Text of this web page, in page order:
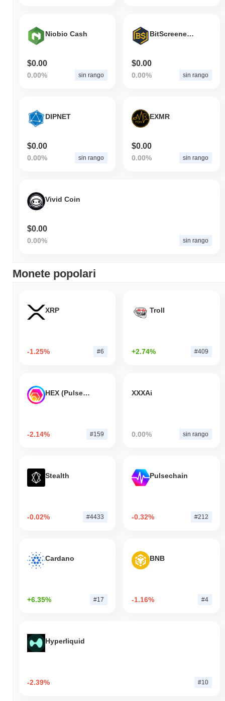
Niobio Cash
$0.00
0.00% sin rango
BitScreener Token
$0.00
0.00% sin rango
DIPNET
$0.00
0.00% sin rango
EXMR
$0.00
0.00% sin rango
Vivid Coin
$0.00
0.00% sin rango
Monete popolari
XRP
-1.25% #6
Troll
+2.74% #409
HEX (Pulsechain)
-2.14% #159
XXXAi
0.00% sin rango
Stealth
-0.02% #4433
Pulsechain
-0.32% #212
Cardano
+6.35% #17
BNB
-1.16% #4
Hyperliquid
-2.39% #10